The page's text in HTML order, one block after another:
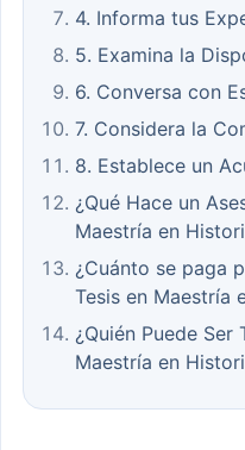
4. Informa tus
5. Examina la
6. Conversa con
7. Considera la
8. Establece un
¿Qué Hace un
Maestría en
¿Cuánto se paga
Tesis en Maestría
¿Quién Puede Ser
Maestría en